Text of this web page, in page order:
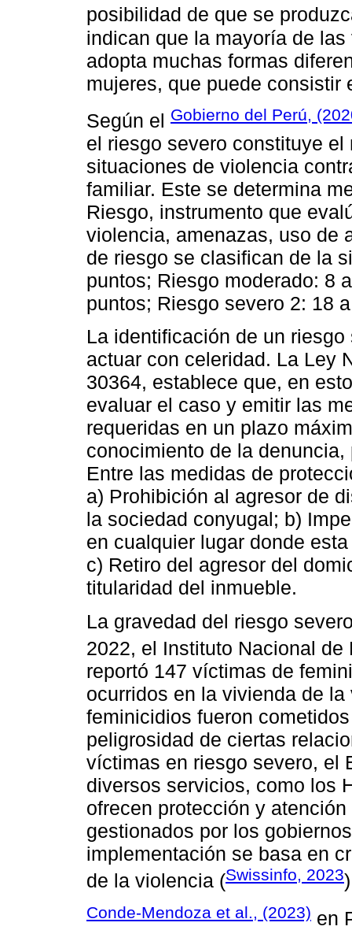
posibilidad de que se
indican que la mayoría de
adopta muchas formas
mujeres, que puede
Según el Gobierno del Perú,
el riesgo severo constituye
situaciones de violencia
familiar. Este se determina
Riesgo, instrumento que
violencia, amenazas, uso de
de riesgo se clasifican de la
puntos; Riesgo moderado: 8
puntos; Riesgo severo 2: 18
La identificación de un
actuar con celeridad. La Ley
30364, establece que, en
evaluar el caso y emitir las
requeridas en un plazo
conocimiento de la
Entre las medidas de
a) Prohibición al agresor de
la sociedad conyugal; b)
en cualquier lugar donde
c) Retiro del agresor del
titularidad del inmueble.
La gravedad del riesgo
2022, el Instituto Nacional
reportó 147 víctimas de
ocurridos en la vivienda de
feminicidios fueron
peligrosidad de ciertas
víctimas en riesgo severo, el
diversos servicios, como los
ofrecen protección y
gestionados por los
implementación se basa en
de la violencia (Swissinfo, 2023
Conde-Mendoza et al., (2023) en